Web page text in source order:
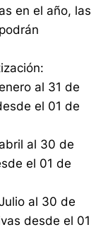
en el año, las
al 31 de
el 01 de
al 30 de
el 01 de
al 30 de
desde el 01